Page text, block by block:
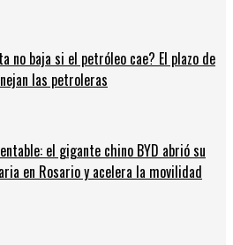
no baja si el petróleo cae? El plazo de
las petroleras
el gigante chino BYD abrió su
en Rosario y acelera la movilidad